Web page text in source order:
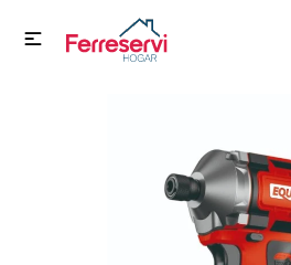

Herramientas y Construcción